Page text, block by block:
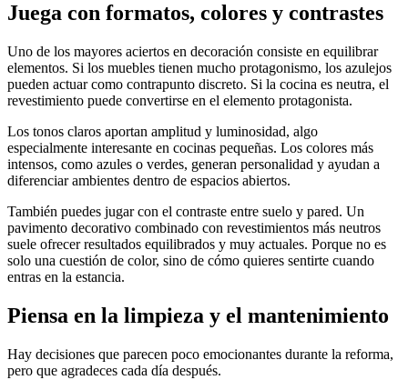
Juega con formatos, colores y contrastes
Uno de los mayores aciertos en decoración consiste en equilibrar
elementos. Si los muebles tienen mucho protagonismo, los azulejos
pueden actuar como contrapunto discreto. Si la cocina es neutra, el
revestimiento puede convertirse en el elemento protagonista.
Los tonos claros aportan amplitud y luminosidad, algo
especialmente interesante en cocinas pequeñas. Los colores más
intensos, como azules o verdes, generan personalidad y ayudan a
diferenciar ambientes dentro de espacios abiertos.
También puedes jugar con el contraste entre suelo y pared. Un
pavimento decorativo combinado con revestimientos más neutros
suele ofrecer resultados equilibrados y muy actuales. Porque no es
solo una cuestión de color, sino de cómo quieres sentirte cuando
entras en la estancia.
Piensa en la limpieza y el mantenimiento
Hay decisiones que parecen poco emocionantes durante la reforma,
pero que agradeces cada día después.